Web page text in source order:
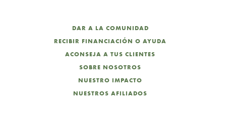
DAR A LA COMUNIDAD
RECIBIR FINANCIACIÓN O AYUDA
ACONSEJA A TUS CLIENTES
SOBRE NOSOTROS
NUESTRO IMPACTO
NUESTROS AFILIADOS